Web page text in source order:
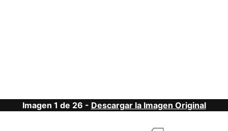
Imagen 1 de 26 - Descargar la Imagen Original